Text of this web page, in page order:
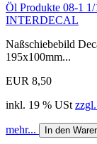
Öl Produkte 08-1
INTERDECAL
Naßschiebebild
195x100mm...
EUR 8,50
inkl. 19 % USt
mehr... In den